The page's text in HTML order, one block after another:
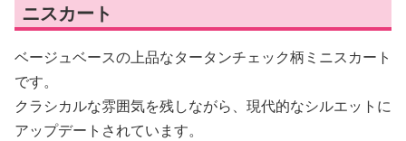
ニスカート
ベージュベースの上品なタータンチェック柄ミニスカート
です。
クラシカルな雰囲気を残しながら、現代的なシルエットに
アップデートされています。